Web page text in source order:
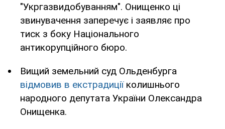
"Укргазвидобуванням". Онищенко ці
звинувачення заперечує і заявляє про
тиск з боку Національного
антикорупційного бюро.
Вищий земельний суд Ольденбурга
відмовив в екстрадиціїколишнього
народного депутата України Олександра
Онищенка.